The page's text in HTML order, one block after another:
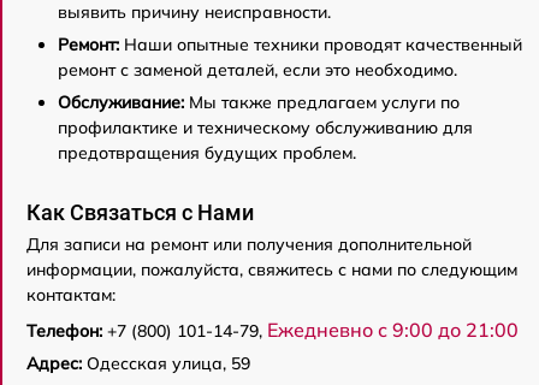
выявить причину неисправности.
Ремонт: Наши опытные техники проводят качественный
ремонт с заменой деталей, если это необходимо.
Обслуживание: Мы также предлагаем услуги по
профилактике и техническому обслуживанию для
предотвращения будущих проблем.
Как Связаться с Нами
Для записи на ремонт или получения дополнительной
информации, пожалуйста, свяжитесь с нами по следующим
контактам:
Телефон: +7 (800) 101-14-79, Ежедневно с 9:00 до 21:00
Адрес: Одесская улица, 59